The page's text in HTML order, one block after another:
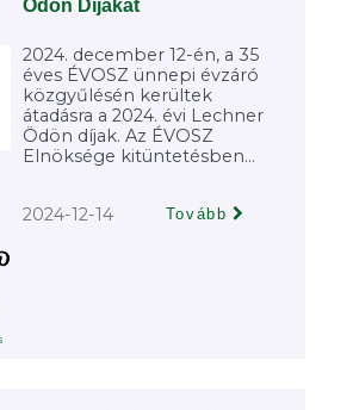
Ödön Díjakat
2024. december 12-én, a 35
éves ÉVOSZ ünnepi évzáró
közgyűlésén kerültek
átadásra a 2024. évi Lechner
Ödön díjak. Az ÉVOSZ
Elnöksége kitüntetésben...
2024-12-14 Tovább